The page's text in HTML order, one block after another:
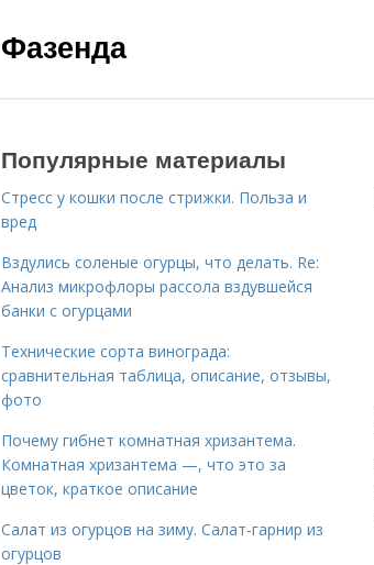
Фазенда
Популярные материалы
Стресс у кошки после стрижки. Польза и
вред
Вздулись соленые огурцы, что делать. Re:
Анализ микрофлоры рассола вздувшейся
банки с огурцами
Технические сорта винограда:
сравнительная таблица, описание, отзывы,
фото
Почему гибнет комнатная хризантема.
Комнатная хризантема —, что это за
цветок, краткое описание
Салат из огурцов на зиму. Салат-гарнир из
огурцов